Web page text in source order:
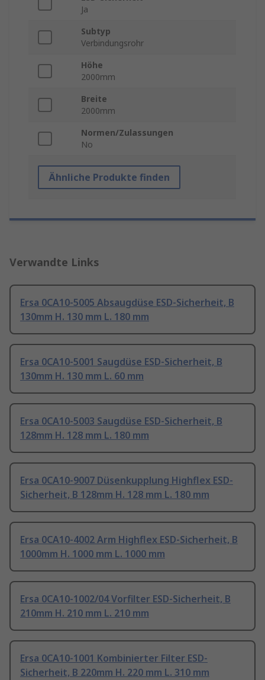
Ja
Subtyp
Verbindungsrohr
Höhe
2000mm
Breite
2000mm
Normen/Zulassungen
No
Ähnliche Produkte finden
Verwandte Links
Ersa 0CA10-5005 Absaugdüse ESD-Sicherheit, B
130mm H. 130 mm L. 180 mm
Ersa 0CA10-5001 Saugdüse ESD-Sicherheit, B
130mm H. 130 mm L. 60 mm
Ersa 0CA10-5003 Saugdüse ESD-Sicherheit, B
128mm H. 128 mm L. 180 mm
Ersa 0CA10-9007 Düsenkupplung Highflex ESD-
Sicherheit, B 128mm H. 128 mm L. 180 mm
Ersa 0CA10-4002 Arm Highflex ESD-Sicherheit, B
1000mm H. 1000 mm L. 1000 mm
Ersa 0CA10-1002/04 Vorfilter ESD-Sicherheit, B
210mm H. 210 mm L. 210 mm
Ersa 0CA10-1001 Kombinierter Filter ESD-
Sicherheit, B 220mm H. 220 mm L. 310 mm